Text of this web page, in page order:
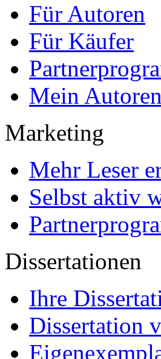
Für Autoren
Für Käufer
Mein
Marketing
Mehr Leser
Selbst aktiv
Dissertationen
Ihre
Dissertation